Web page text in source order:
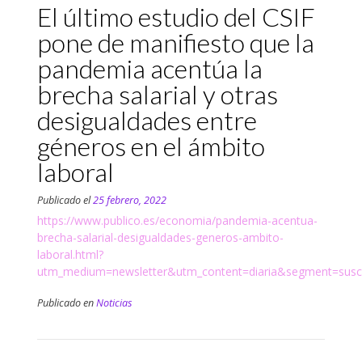
El último estudio del CSIF
pone de manifiesto que la
pandemia acentúa la
brecha salarial y otras
desigualdades entre
géneros en el ámbito
laboral
Publicado el25 febrero, 2022
https://www.publico.es/economia/pandemia-acentua-
brecha-salarial-desigualdades-generos-ambito-
laboral.html?
Publicado enNoticias